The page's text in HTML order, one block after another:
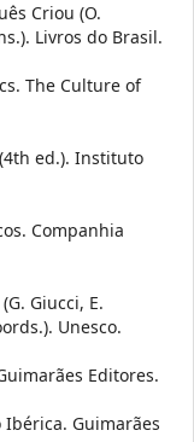
Criou (O.
Livros do Brasil.
The Culture of
ed.). Instituto
Companhia
Giucci, E.
Unesco.
Editores.
Ibérica. Guimarães